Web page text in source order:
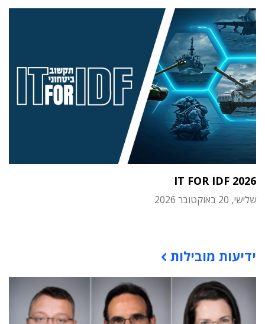
IT FOR IDF 2026
שלישי, 20 באוקטובר 2026
ידיעות מובילות